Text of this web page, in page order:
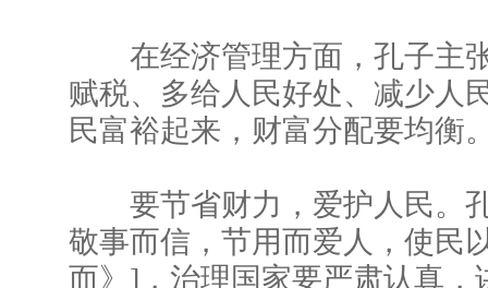
在经济管理方面，孔子主
赋税、多给人民好处、减少人
民富裕起来，财富分配要均衡
要节省财力，爱护人民。孔
敬事而信，节用而爱人，使民
而》]，治理国家要严肃认真，